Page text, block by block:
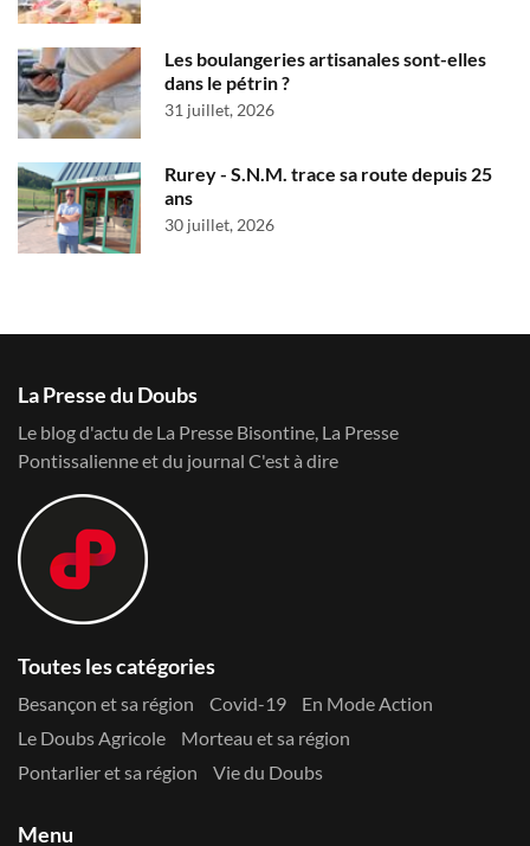
Les boulangeries artisanales sont-elles
dans le pétrin ?
31 juillet, 2026
Rurey - S.N.M. trace sa route depuis 25
ans
30 juillet, 2026
La Presse du Doubs
Le blog d'actu de La Presse Bisontine, La Presse
Pontissalienne et du journal C'est à dire
Toutes les catégories
Besançon et sa région Covid-19
En Mode Action
Le Doubs Agricole
Morteau et sa région
Pontarlier et sa région
Vie du Doubs
Menu